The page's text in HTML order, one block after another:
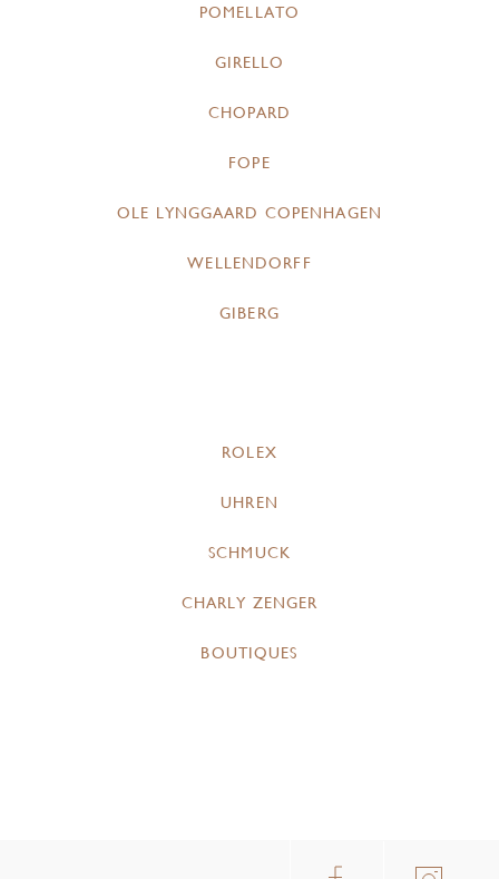
POMELLATO
GIRELLO
CHOPARD
FOPE
OLE LYNGGAARD COPENHAGEN
WELLENDORFF
GIBERG
ROLEX
UHREN
SCHMUCK
CHARLY ZENGER
BOUTIQUES